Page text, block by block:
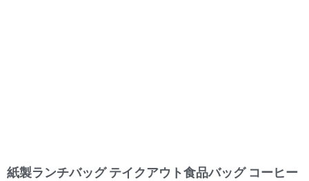
紙製ランチバッグ テイクアウト食品バッグ コーヒー